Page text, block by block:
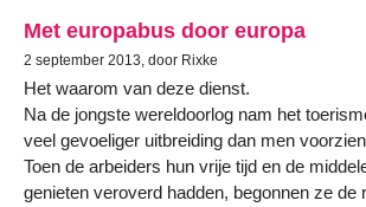
Met europabus door europa
2 september 2013, door Rixke
Het waarom van deze dienst.
Na de jongste wereldoorlog nam het
veel gevoeliger uitbreiding dan men
Toen de arbeiders hun vrije tijd en de
genieten veroverd hadden, begonnen ze de